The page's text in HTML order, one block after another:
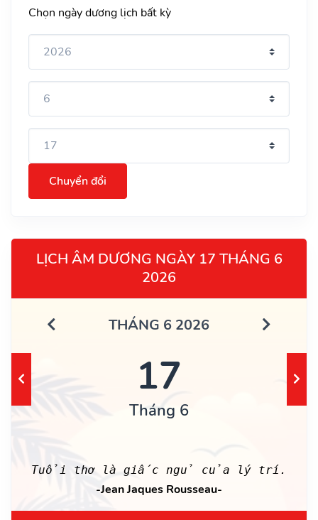
Chọn ngày dương lịch bất kỳ
Chuyển đổi
LỊCH ÂM DƯƠNG NGÀY 17 THÁNG 6
2026
THÁNG 6 2026
17
Tháng 6
Tuổi thơ là giấc ngủ của lý trí.
-Jean Jaques Rousseau-